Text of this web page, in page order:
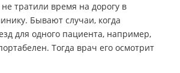
тратили время на дорогу в
Бывают случаи, когда
для одного пациента, например,
Тогда врач его осмотрит